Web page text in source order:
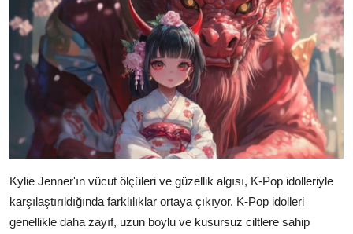
Kylie Jenner'ın vücut ölçüleri ve güzellik algısı, K-Pop idolleriyle
karşılaştırıldığında farklılıklar ortaya çıkıyor. K-Pop idolleri
genellikle daha zayıf, uzun boylu ve kusursuz ciltlere sahip